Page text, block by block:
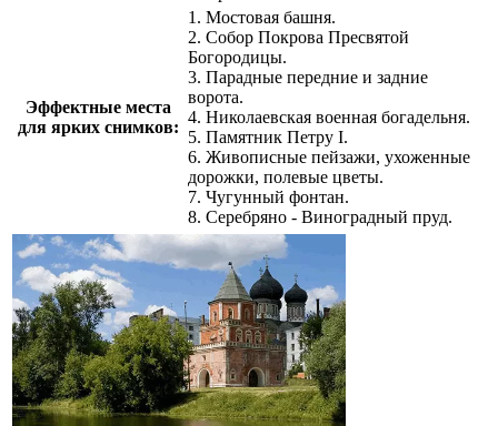
Эффектные места
для ярких снимков:
1. Мостовая башня.
2. Собор Покрова Пресвятой
Богородицы.
3. Парадные передние и задние
ворота.
4. Николаевская военная богадельня.
5. Памятник Петру I.
6. Живописные пейзажи, ухоженные
дорожки, полевые цветы.
7. Чугунный фонтан.
8. Серебряно - Виноградный пруд.